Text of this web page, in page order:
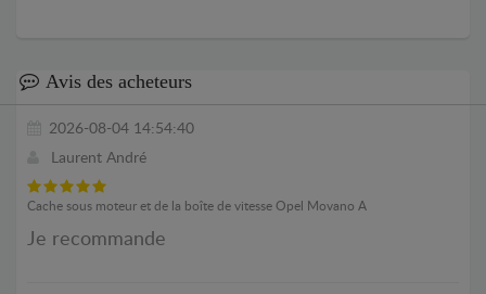
Avis des acheteurs
2026-08-04 14:54:40
Laurent André
Cache sous moteur et de la boîte de vitesse Opel Movano A
Je recommande